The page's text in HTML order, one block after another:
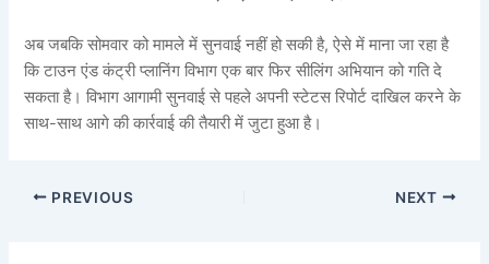
अब जबकि सोमवार को मामले में सुनवाई नहीं हो सकी है, ऐसे में माना जा रहा है
कि टाउन एंड कंट्री प्लानिंग विभाग एक बार फिर सीलिंग अभियान को गति दे
सकता है। विभाग आगामी सुनवाई से पहले अपनी स्टेटस रिपोर्ट दाखिल करने के
साथ-साथ आगे की कार्रवाई की तैयारी में जुटा हुआ है।
PREVIOUS NEXT